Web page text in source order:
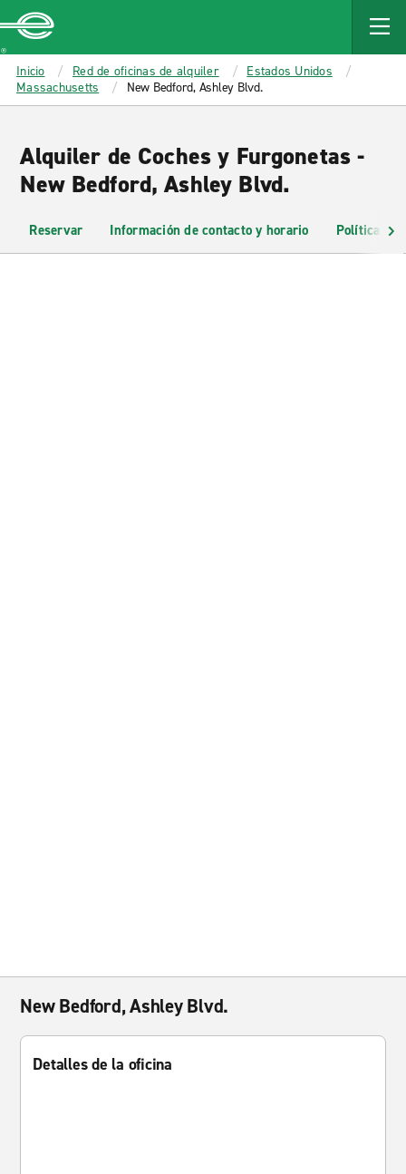
MAIN
CONTENT
Enterprise
Inicio Red de oficinas de alquiler
Estados Unidos
Massachusetts
New Bedford, Ashley Blvd.
Alquiler de Coches y Furgonetas -
New Bedford, Ashley Blvd.
Reservar Información de contacto y horario Políticas
New Bedford, Ashley Blvd.
Detalles de la oficina